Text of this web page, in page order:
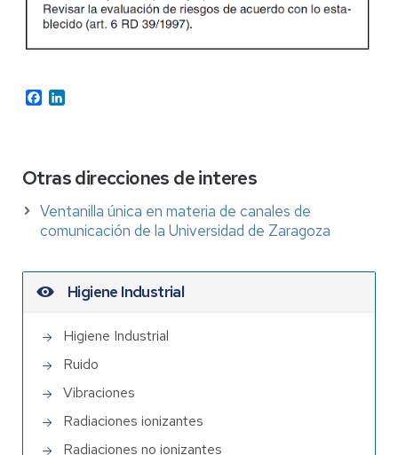
Facebook
Otras direcciones de interes
Ventanilla única en materia de canales de
comunicación de la Universidad de Zaragoza
Higiene Industrial
Higiene Industrial
Ruido
Vibraciones
Radiaciones ionizantes
Radiaciones no ionizantes